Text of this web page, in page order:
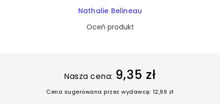
Nathalie Belineau
Oceń produkt
Nasza cena: 9,35 zł
Cena sugerowana przez wydawcę: 12,99 zł